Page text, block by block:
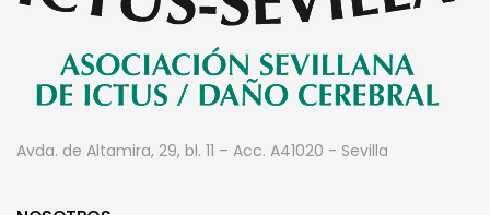
Avda. de Altamira, 29, bl. 11 – Acc. A41020 - Sevilla